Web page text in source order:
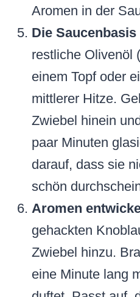
Aromen in der
Die
restliche Olivenöl
einem Topf oder
mittlerer Hitze.
Zwiebel hinein
paar Minuten
darauf, dass sie
schön
Aromen
gehackten
Zwiebel hinzu.
eine Minute lang